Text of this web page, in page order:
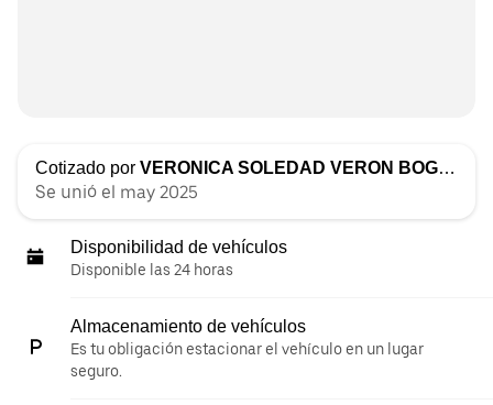
Cotizado por VERONICA SOLEDAD VERON BOGADO
Se unió el may 2025
Disponibilidad de vehículos
Disponible las 24 horas
Almacenamiento de vehículos
Es tu obligación estacionar el vehículo en un lugar
seguro.